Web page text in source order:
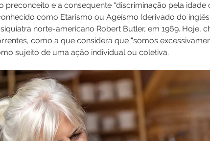
preconceito e a consequente “discriminação pela idade
como Etarismo ou Ageísmo (derivado do inglês
norte-americano Robert Butler, em 1969. Hoje,
como a que considera que “somos
sujeito de uma ação individual ou coletiva.